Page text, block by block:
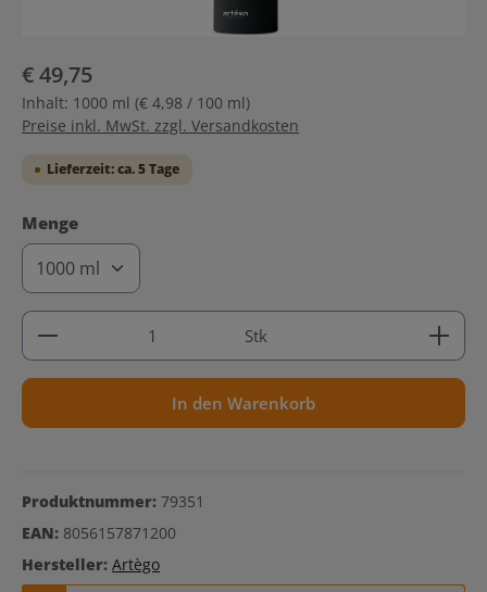
€ 49,75
Inhalt: 1000 ml (€ 4,98 / 100 ml)
Preise inkl. MwSt. zzgl. Versandkosten
Lieferzeit: ca. 5 Tage
Mengeauswählen
Produkt Anzahl: Gib den gewünschten Wert ein
Stk
In den Warenkorb
Produktnummer: 79351
EAN: 8056157871200
Hersteller: Artègo